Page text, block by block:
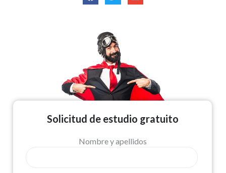
Solicitud de estudio gratuito
Nombre y apellidos